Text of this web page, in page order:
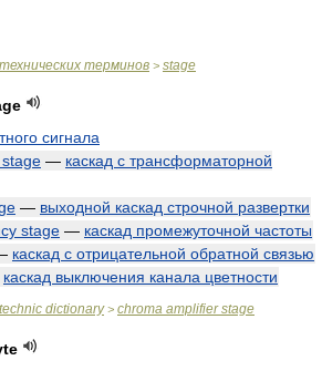
терминов > stage
сигнала
— каскад с трансформаторной
— выходной каскад строчной развертки
stage — каскад промежуточной частоты
каскад с отрицательной обратной связью
каскад выключения канала цветности
dictionary> chroma amplifier stage